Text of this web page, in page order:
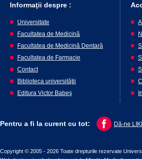
Informaţii despre :
Universitate
Facultatea de Medicină
Facultatea de Medicină Dentară
Facultatea de Farmacie
Contact
Biblioteca universităţii
Editura Victor Babeş
Pentru a fi la curent cu tot: Dă-ne
Copyright © 2005 - 2026 Toate drepturile rezervate